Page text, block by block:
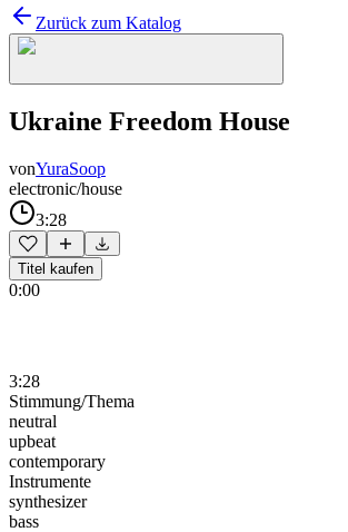
Zurück zum Katalog
Ukraine Freedom House
vonYuraSoop
electronic/house
3:28
Titel kaufen
0:00
3:28
Stimmung/Thema
neutral
upbeat
contemporary
Instrumente
synthesizer
bass